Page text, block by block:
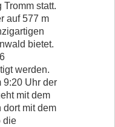
statt.
auf 577 m
bietet.
werden.
9:20 Uhr der
mit dem
mit dem
die